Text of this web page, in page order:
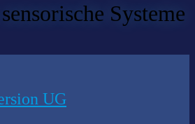
sensorische Systeme
UG